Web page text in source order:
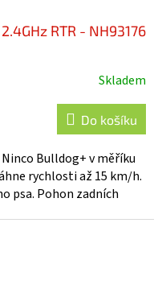
RTR - NH93176
Skladem
Do košíku
Bulldog+ v měříku
rychlosti až 15 km/h.
psa. Pohon zadních